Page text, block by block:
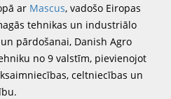
ar Mascus, vadošo Eiropas
tehnikas un industriālo
pārdošanai, Danish Agro
no 9 valstīm, pievienojot
celtniecības un